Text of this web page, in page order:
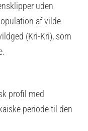
uden
af vilde
(Kri-Kri), som
profil med
periode til den